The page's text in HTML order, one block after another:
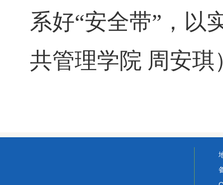
系好“安全带”，以
共管理学院 周安琪